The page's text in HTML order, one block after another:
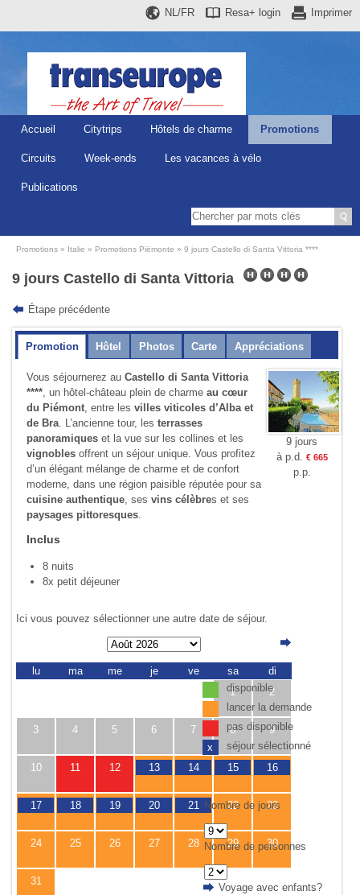
Imprimer
Resa+ login
NL/FR
Accueil Citytrips Hôtels de charme Promotions
Circuits Week-ends Les vacances à vélo
Publications
Promotions Italie Promotions Piëmonte 9 jours Castello di Santa Vittoria ****
9 jours Castello di Santa Vittoria
Étape précédente
Promotion Hôtel Photos Carte Appréciations
Vous séjournerez au Castello di Santa Vittoria
****, un hôtel-château plein de charmeau cœur
du Piémont, entre les villes viticoles d’Alba et
de Bra. L’ancienne tour, les terrasses
panoramiques et la vue sur les collines et les
vignoblesoffrent un séjour unique. Vous profitez
d’un élégant mélange de charme et de confort
moderne, dans une région paisible réputée pour sa
cuisine authentique, sesvins célèbres et ses
paysages pittoresques.
Inclus
8 nuits
8x petit déjeuner
9 jours
à p.d.
€ 665
p.p.
Ici vous pouvez sélectionner une autre date de séjour.
lu ma me je ve sa
di
1
2
3 4 5 6 7 8 9
10 11 12 13 14 15 16
17 18 19 20 21 22 23
24 25 26 27 28 29 30
31
disponible
lancer la demande
pas disponible
x
séjour sélectionné
Nombre de jours
Nombre de personnes
Voyage avec enfants?